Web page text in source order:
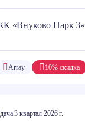
«Внуково Парк 3»
10% скидка
Array
3 квартал 2026 г.